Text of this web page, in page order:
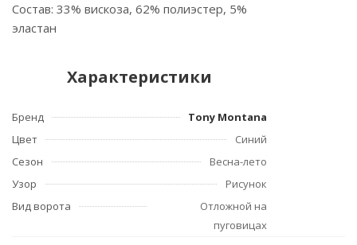
Состав: 33% вискоза, 62% полиэстер, 5%
эластан
Характеристики
Бренд
Tony Montana
Цвет
Синий
Сезон
Весна-лето
Узор
Рисунок
Вид ворота
Отложной на
пуговицах